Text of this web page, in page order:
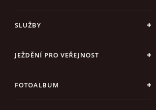
SLUŽBY
JEŽDĚNÍ PRO VEŘEJNOST
FOTOALBUM